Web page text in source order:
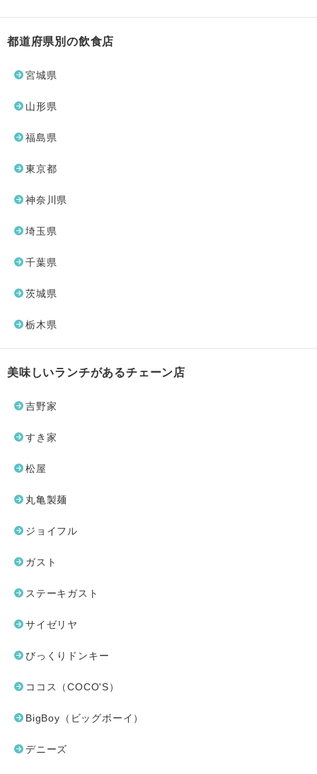
都道府県別の飲食店
宮城県
山形県
福島県
東京都
神奈川県
埼玉県
千葉県
茨城県
栃木県
美味しいランチがあるチェーン店
吉野家
すき家
松屋
丸亀製麺
ジョイフル
ガスト
ステーキガスト
サイゼリヤ
びっくりドンキー
ココス（COCO'S）
BigBoy（ビッグボーイ）
デニーズ